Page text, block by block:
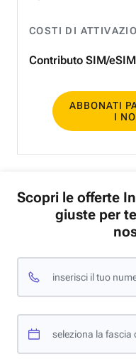
COSTI DI
Contributo SIM/eSIM
ABBONATI
I
Scopri le offerte
giuste per
inserisci il tuo
seleziona la fascia